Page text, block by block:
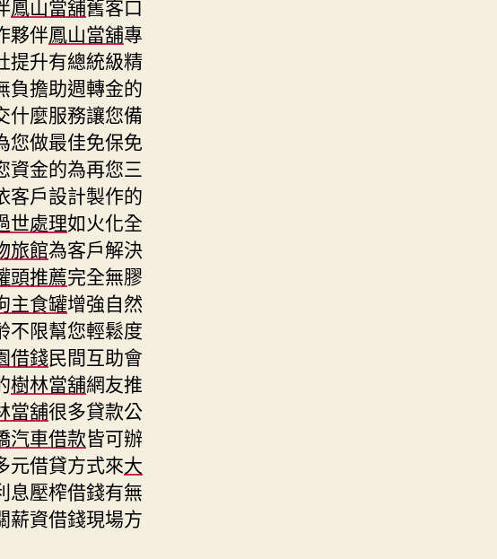
鳳山當舖舊客口
夥伴鳳山當舖專
提升有總統級精
負擔助週轉金的
什麼服務讓您備
您做最佳免保免
資金的為再您三
客戶設計製作的
世處理如火化全
旅館為客戶解決
頭推薦完全無膠
主食罐增強自然
不限幫您輕鬆度
借錢民間互助會
樹林當舖網友推
當舖很多貸款公
汽車借款皆可辦
元借貸方式來大
息壓榨借錢有無
薪資借錢現場方